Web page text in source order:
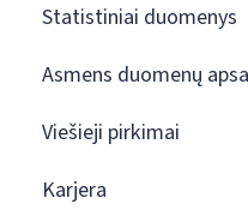
Statistiniai duomenys
Asmens duomenų
Viešieji pirkimai
Karjera